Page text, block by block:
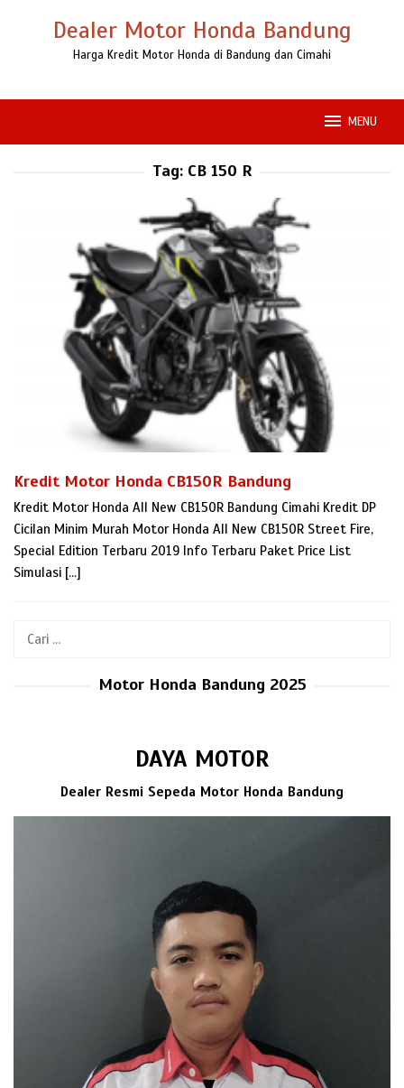
Dealer Motor Honda Bandung
Harga Kredit Motor Honda di Bandung dan Cimahi
MENU
Tag: CB 150 R
Kredit Motor Honda CB150R Bandung
Kredit Motor Honda All New CB150R Bandung Cimahi Kredit DP
Cicilan Minim Murah Motor Honda All New CB150R Street Fire,
Special Edition Terbaru 2019 Info Terbaru Paket Price List
Simulasi […]
Cari
Motor Honda Bandung 2025
DAYA MOTOR
Dealer Resmi Sepeda Motor Honda Bandung